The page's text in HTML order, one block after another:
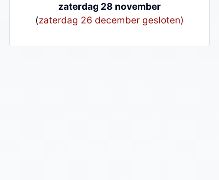
zaterdag 28 november
(zaterdag 26 december gesloten)